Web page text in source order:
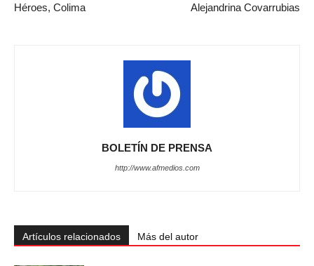
Héroes, Colima
Alejandrina Covarrubias
BOLETÍN DE PRENSA
http://www.afmedios.com
Artículos relacionados Más del autor